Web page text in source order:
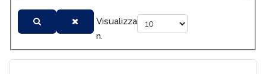
Visualizza
n.